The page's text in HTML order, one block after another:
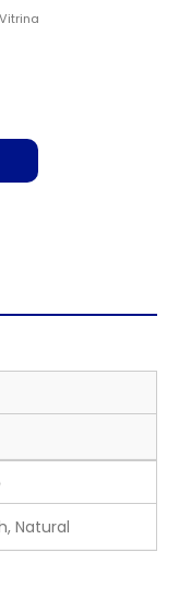
Vitrina
Natural